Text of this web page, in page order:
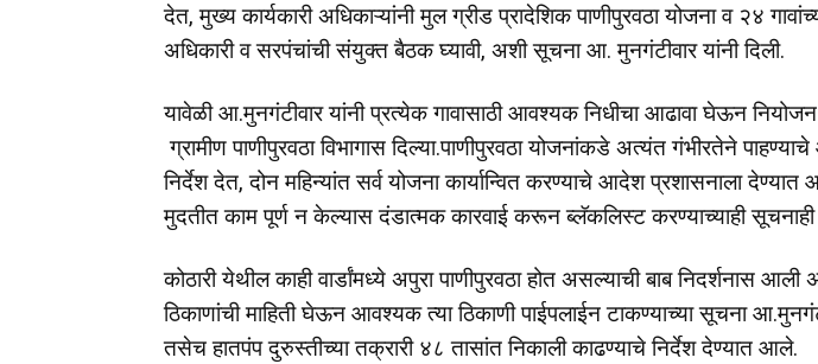
देत, मुख्य कार्यकारी अधिकाऱ्यांनी मुल ग्रीड प्रादेशिक पाणीपुरवठा योजना व २४
अधिकारी व सरपंचांची संयुक्त बैठक घ्यावी, अशी सूचना आ. मुनगंटीवार यांनी दिली.
यावेळी आ.मुनगंटीवार यांनी प्रत्येक गावासाठी आवश्यक निधीचा आढावा घेऊन
ग्रामीण पाणीपुरवठा विभागास दिल्या.पाणीपुरवठा योजनांकडे अत्यंत गंभीरतेने
निर्देश देत, दोन महिन्यांत सर्व योजना कार्यान्वित करण्याचे आदेश प्रशासनाला देण्यात
मुदतीत काम पूर्ण न केल्यास दंडात्मक कारवाई करून ब्लॅकलिस्ट करण्याच्याही
कोठारी येथील काही वार्डांमध्ये अपुरा पाणीपुरवठा होत असल्याची बाब निदर्शनास
ठिकाणांची माहिती घेऊन आवश्यक त्या ठिकाणी पाईपलाईन टाकण्याच्या सूचना
तसेच हातपंप दुरुस्तीच्या तक्रारी ४८ तासांत निकाली काढण्याचे निर्देश देण्यात आले.